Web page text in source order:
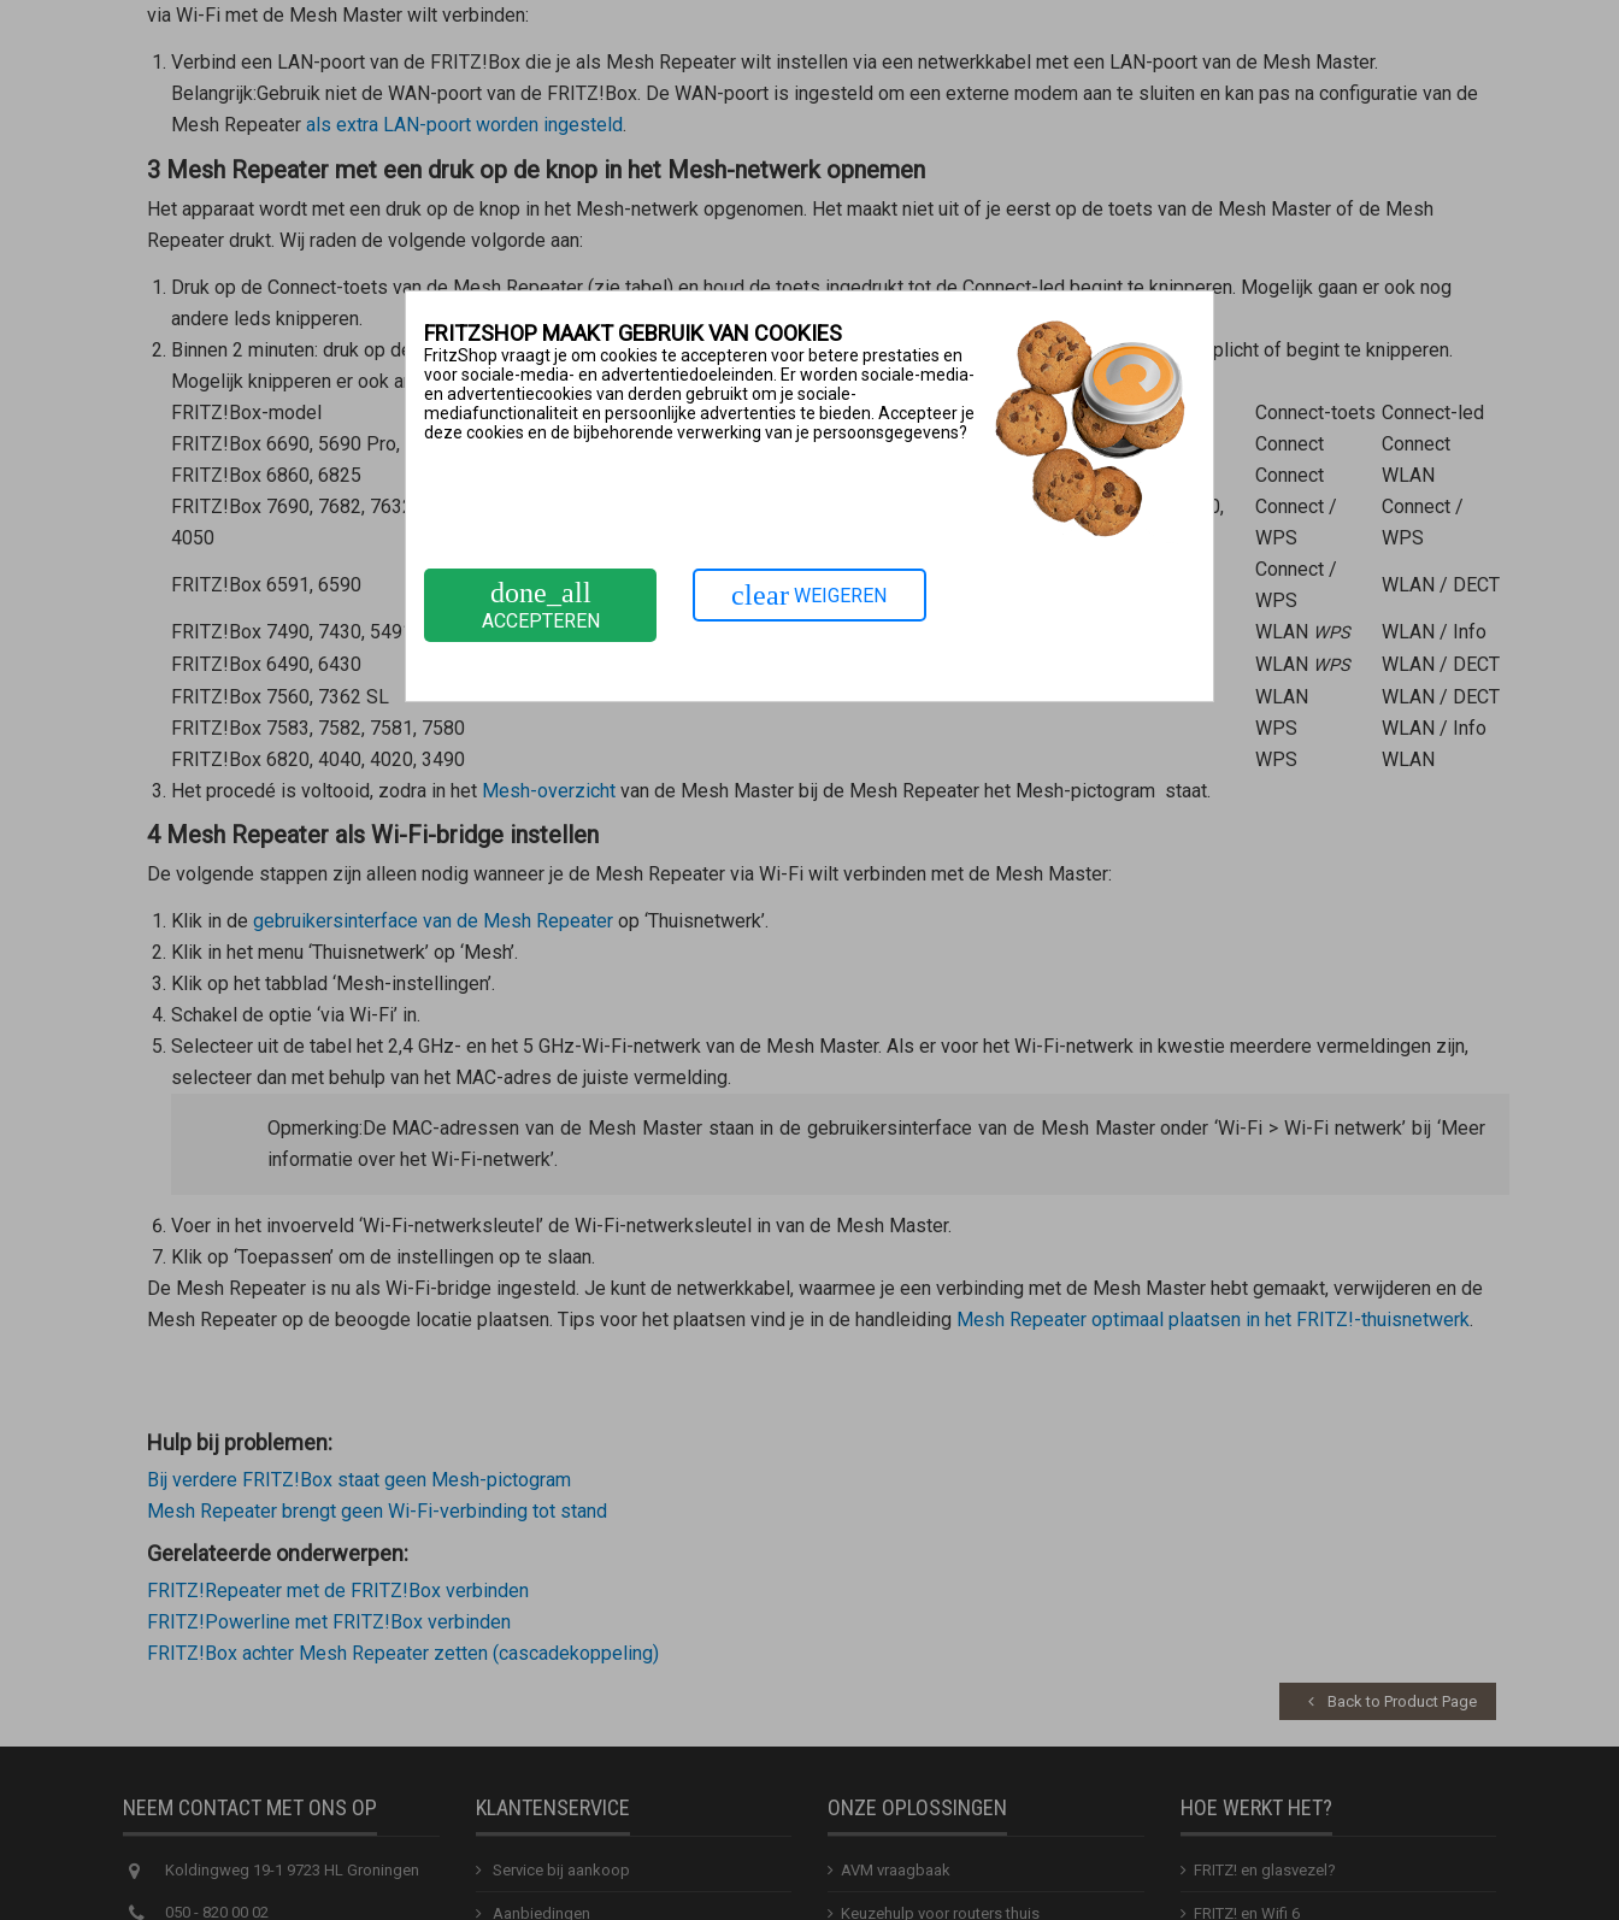
via Wi-Fi met de Mesh Masterwilt verbinden:
Verbind een LAN-poort van de FRITZ!Box die je als Mesh Repeaterwilt instellen via een netwerkkabel met een LAN-poort van de Mesh Master.
Belangrijk:Gebruik niet de WAN-poort van de FRITZ!Box. De WAN-poort is ingesteld om een externe modem aan te sluiten en kan pas na configuratie van de
Mesh Repeater als extra LAN-poort worden ingesteld
3 Mesh Repeater met een druk op de knop in het Mesh-netwerk opnemen
Het apparaat wordt met een druk op de knop in het Mesh-netwerk opgenomen. Het maakt niet uit of je eerst op de toets van de Mesh Masterof de Mesh
Repeaterdrukt. Wij raden de volgende volgorde aan:
Druk op de Connect-toets van deMesh Repeater(zie tabel) en houd de toets ingedrukt tot de Connect-led begint te knipperen. Mogelijk gaan er ook nog
andere leds knipperen.
Binnen 2 minuten: druk op de Connect-toets van deMesh Masteren houd de toets ingedrukt tot de Connect-led (zie tabel) oplicht of begint te knipperen.
Mogelijk knipperen er ook andere leds of lichten er ook andere leds op.
FRITZ!Box-model
Connect-toets Connect-led
FRITZ!Box 6690, 5690 Pro, 4060
Connect
Connect
FRITZ!Box 6860, 6825
Connect
WLAN
FRITZ!Box 7690, 7682, 7632, 7630, 7590 (AX), 7530 (AX), 7520, 7510, 6890, 6850, 6670, 6660, 5690, 5590, 5530, 4690, 4630,
4050
Connect /
WPS
Connect /
WPS
FRITZ!Box 6591, 6590
Connect /
WPS
WLAN / DECT
FRITZ!Box 7490, 7430, 5491, 5490 WLAN WPS
WLAN / Info
FRITZ!Box 6490, 6430
WLAN WPS
WLAN / DECT
FRITZ!Box 7560, 7362 SL
WLAN
WLAN / DECT
FRITZ!Box 7583, 7582, 7581, 7580
WPS
WLAN / Info
FRITZ!Box 6820, 4040, 4020, 3490
WPS
WLAN
Het procedé is voltooid, zodra in het Mesh-overzichtvan de Mesh Masterbij de Mesh Repeaterhet Mesh-pictogram staat.
4 Mesh Repeater als Wi-Fi-bridge instellen
De volgende stappen zijn alleen nodig wanneer je de Mesh Repeatervia Wi-Fi wilt verbinden met de Mesh Master:
Klik in de gebruikersinterface van de Mesh Repeaterop ‘Thuisnetwerk’.
Klik in het menu ‘Thuisnetwerk’ op ‘Mesh’.
Klik op het tabblad ‘Mesh-instellingen’.
Schakel de optie ‘via Wi-Fi’ in.
Selecteer uit de tabel het 2,4 GHz- en het 5 GHz-Wi-Fi-netwerk van de Mesh Master. Als er voor het Wi-Fi-netwerk in kwestie meerdere vermeldingen zijn,
selecteer dan met behulp van het MAC-adres de juiste vermelding.
Opmerking: De MAC-adressen van de Mesh Masterstaan in de gebruikersinterface van de Mesh Master onder ‘Wi-Fi > Wi-Fi netwerk’ bij ‘Meer
informatie over het Wi-Fi-netwerk’.
Voer in het invoerveld ‘Wi-Fi-netwerksleutel’ de Wi-Fi-netwerksleutel in van de Mesh Master.
Klik op ‘Toepassen’ om de instellingen op te slaan.
De Mesh Repeateris nu als Wi-Fi-bridge ingesteld. Je kunt de netwerkkabel, waarmee je een verbinding met de Mesh Masterhebt gemaakt, verwijderen en de
Mesh Repeaterop de beoogde locatie plaatsen. Tips voor het plaatsen vind je in de handleiding Mesh Repeateroptimaal plaatsen in het FRITZ!-thuisnetwerk.
Hulp bij problemen:
Bij verdere FRITZ!Box staat geen Mesh-pictogram
Mesh Repeater brengt geen Wi-Fi-verbinding tot stand
Gerelateerde onderwerpen:
FRITZ!Repeater met de FRITZ!Box verbinden
FRITZ!Powerline met FRITZ!Box verbinden
FRITZ!Box achter Mesh Repeater zetten (cascadekoppeling)
Back to Product Page
NEEM CONTACT MET ONS OP
Koldingweg 19-1 9723 HL Groningen
050 - 820 00 02
KLANTENSERVICE
Service bij aankoop
Aanbiedingen
ONZE OPLOSSINGEN
AVM vraagbaak
Keuzehulp voor routers thuis
HOE WERKT HET?
FRITZ! en glasvezel?
FRITZ! en Wifi 6
FRITZSHOP MAAKT GEBRUIK VAN COOKIES
FritzShop vraagt je om cookies te accepteren voor betere prestaties en
voor sociale-media- en advertentiedoeleinden. Er worden sociale-media-
en advertentiecookies van derden gebruikt om je sociale-
mediafunctionaliteit en persoonlijke advertenties te bieden. Accepteer je
deze cookies en de bijbehorende verwerking van je persoonsgegevens?
done_all
ACCEPTEREN
clear WEIGEREN